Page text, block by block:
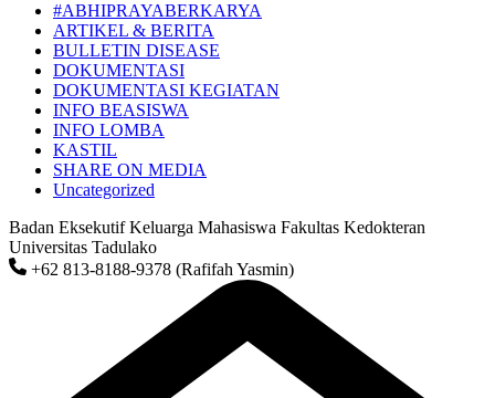
#ABHIPRAYABERKARYA
ARTIKEL & BERITA
BULLETIN DISEASE
DOKUMENTASI
DOKUMENTASI KEGIATAN
INFO BEASISWA
INFO LOMBA
KASTIL
SHARE ON MEDIA
Uncategorized
Badan Eksekutif Keluarga Mahasiswa Fakultas Kedokteran
Universitas Tadulako
+62 813-8188-9378 (Rafifah Yasmin)